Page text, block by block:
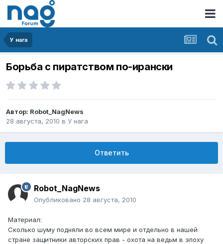
У нага
Борьба с пиратством по-ирански
Автор: Robot_NagNews
28 августа, 2010 в У нага
Ответить
Robot_NagNews
Опубликовано 28 августа, 2010
Материал:
Сколько шуму подняли во всем мире и отдельно в нашей
стране защитники авторских прав - охота на ведьм в эпоху